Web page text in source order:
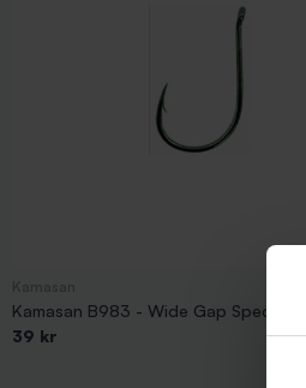
Kamasan B983 - Wide Gap Specialist,
39 kr